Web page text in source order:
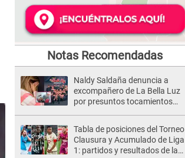
Notas Recomendadas
Naldy Saldaña denuncia a
excompañero de La Bella Luz
por presuntos tocamientos
Tabla de posiciones del Torneo
Clausura y Acumulado de Liga
1: partidos y resultados de la